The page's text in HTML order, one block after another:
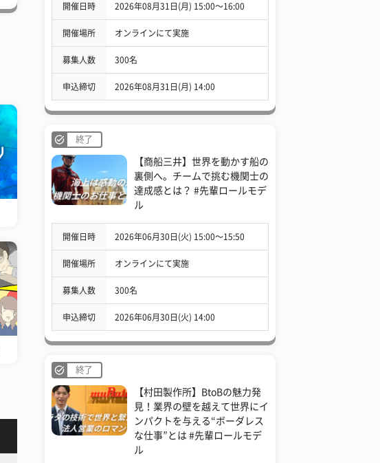
開催日時 2026年08月31日(月) 15:00〜16:00
開催場所 オンラインにて実施
募集人数 300名
申込締切 2026年08月31日(月) 14:00
終了
【商船三井】世界を動かす船の
裏側へ。チームで挑む機関士の
達成感とは？ #先輩ロールモデ
ル
開催日時 2026年06月30日(火) 15:00〜15:50
開催場所 オンラインにて実施
募集人数 300名
申込締切 2026年06月30日(火) 14:00
終了
【村田製作所】BtoBの魅力発
見！業界の壁を越えて世界にイ
ンパクトを与える“ボーダレス
な仕事”とは #先輩ロールモデ
ル